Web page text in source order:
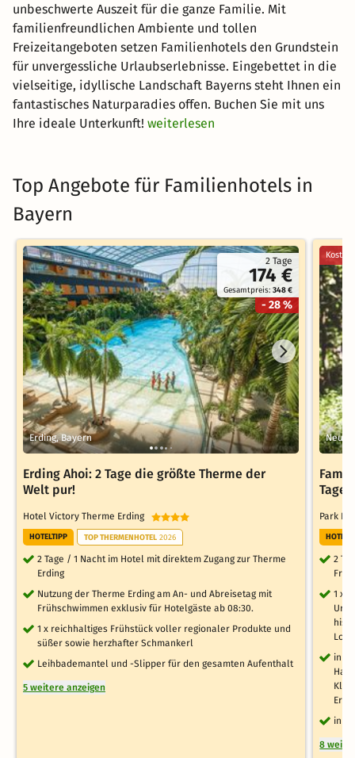
unbeschwerte Auszeit für die ganze Familie. Mit
familienfreundlichen Ambiente und tollen
Freizeitangeboten setzen Familienhotels den Grundstein
für unvergessliche Urlaubserlebnisse. Eingebettet in die
vielseitige, idyllische Landschaft Bayerns steht Ihnen ein
fantastisches Naturparadies offen. Buchen Sie mit uns
Ihre ideale Unterkunft! weiterlesen
Top Angebote für Familienhotels in
Bayern
2 Tage
174 €
Gesamtpreis:348 €
- 28 %
Erding, Bayern
Erding Ahoi: 2 Tage die größte Therme der
Welt pur!
Hotel Victory Therme Erding
HOTELTIPP TOP THERMENHOTEL 2026
2 Tage / 1 Nacht im Hotel mit direktem Zugang zur Therme
Erding
Nutzung der Therme Erding am An- und Abreisetag mit
Frühschwimmen exklusiv für Hotelgäste ab 08:30.
1 x reichhaltiges Frühstück voller regionaler Produkte und
süßer sowie herzhafter Schmankerl
Leihbademantel und -Slipper für den gesamten Aufenthalt
5 weitere anzeigen
Tage
Park
2
1 x
inkl.
inkl.
8